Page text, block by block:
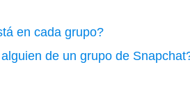
en cada grupo?
de un grupo de